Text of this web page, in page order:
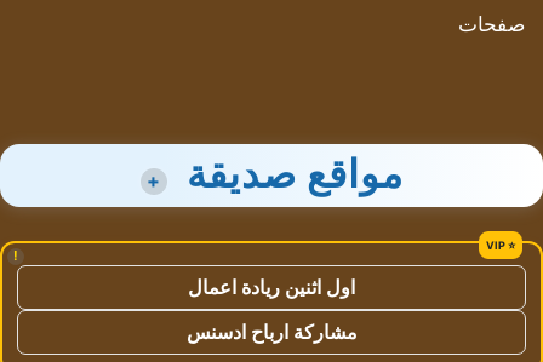
صفحات
مواقع صديقة +
!
اول اثنين ريادة اعمال
مشاركة ارباح ادسنس